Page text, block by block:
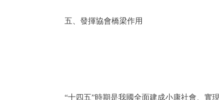
五、發揮協會橋梁作用
“十四五”時期是我國全面建成小康社會、實現